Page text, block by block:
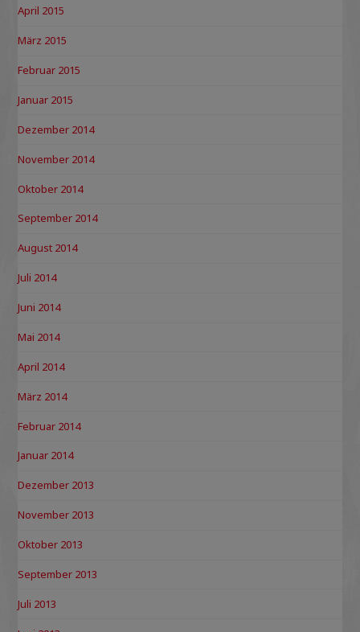
April 2015
März 2015
Februar 2015
Januar 2015
Dezember 2014
November 2014
Oktober 2014
September 2014
August 2014
Juli 2014
Juni 2014
Mai 2014
April 2014
März 2014
Februar 2014
Januar 2014
Dezember 2013
November 2013
Oktober 2013
September 2013
Juli 2013